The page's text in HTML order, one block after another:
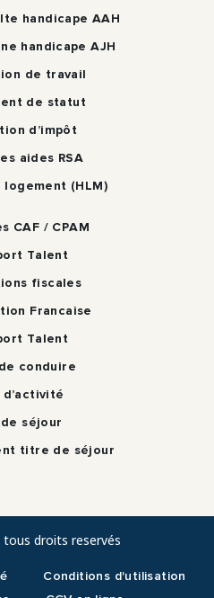
handicape AAH
handicape AJH
de travail
de statut
d’impôt
aides RSA
logement (HLM)
CAF / CPAM
Talent
fiscales
Francaise
Talent
conduire
d’activité
séjour
titre de séjour
droits reservés
Conditions d'utilisation